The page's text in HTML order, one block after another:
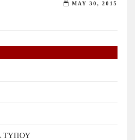
MAY 30, 2015
ΤΥΠΟΥ